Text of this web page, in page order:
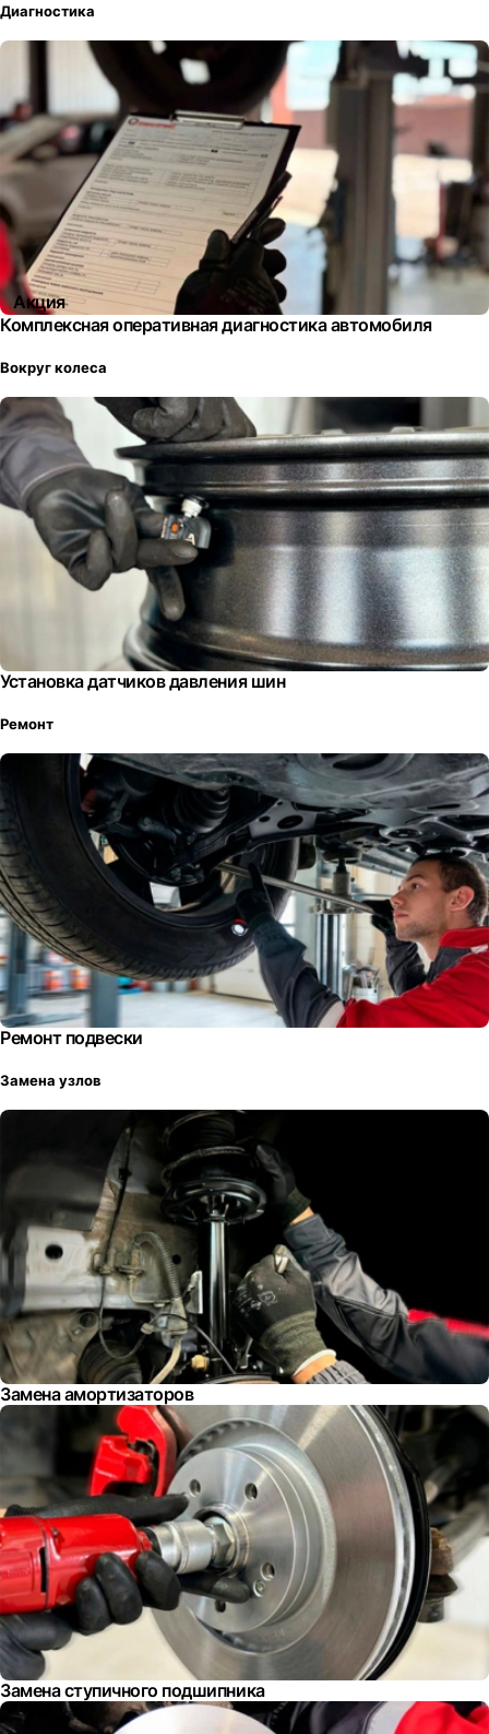
Диагностика
Акция
Комплексная оперативная диагностика автомобиля
Вокруг колеса
Установка датчиков давления шин
Ремонт
Ремонт подвески
Замена узлов
Замена амортизаторов
Замена ступичного подшипника